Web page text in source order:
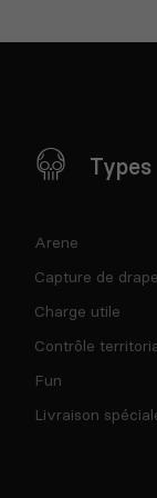
Arene
Capture de
Charge utile
Contrôle
Fun
Livraison